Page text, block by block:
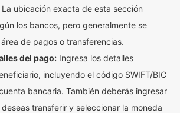
ubicación exacta de esta sección
los bancos, pero generalmente se
de pagos o transferencias.
del pago: Ingresa los detalles
incluyendo el código SWIFT/BIC
bancaria. También deberás ingresar
transferir y seleccionar la moneda